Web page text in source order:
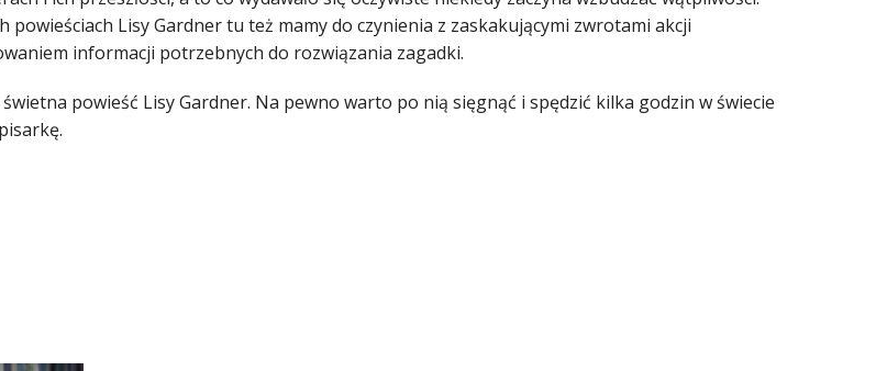
powieściach Lisy Gardner tu też mamy do czynienia z zaskakującymi zwrotami akcji
informacji potrzebnych do rozwiązania zagadki.
powieść Lisy Gardner. Na pewno warto po nią sięgnąć i spędzić kilka godzin w świecie